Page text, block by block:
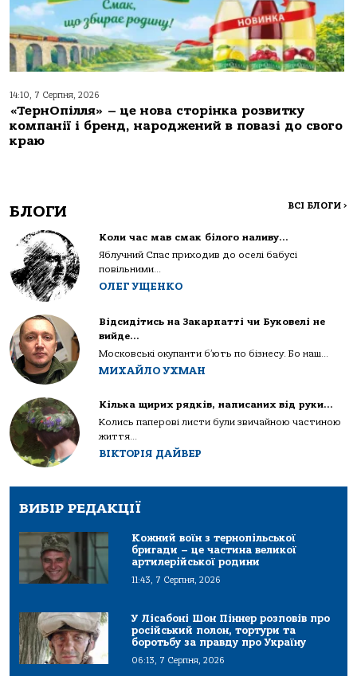
14:10, 7 Серпня, 2026
«ТернОпілля» – це нова сторінка розвитку
компанії і бренд, народжений в повазі до свого
краю
БЛОГИ ВСІ БЛОГИ >
Коли час мав смак білого наливу…
Яблучний Спас приходив до оселі бабусі
повільними...
ОЛЕГ УЩЕНКО
Відсидітись на Закарпатті чи Буковелі не
вийде…
Московські окупанти б’ють по бізнесу. Бо наш...
МИХАЙЛО УХМАН
Кілька щирих рядків, написаних від руки…
Колись паперові листи були звичайною частиною
життя...
ВІКТОРІЯ ДАЙВЕР
ВИБІР РЕДАКЦІЇ
Кожний воїн з тернопільської
бригади – це частина великої
артилерійської родини
11:43, 7 Серпня, 2026
У Лісабоні Шон Піннер розповів про
російський полон, тортури та
боротьбу за правду про Україну
06:13, 7 Серпня, 2026